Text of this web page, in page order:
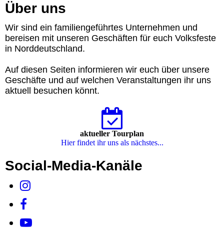
Über uns
Wir sind ein familiengeführtes Unternehmen und
bereisen mit unseren Geschäften für euch Volksfeste
in Norddeutschland.
Auf diesen Seiten informieren wir euch über unsere
Geschäfte und auf welchen Veranstaltungen ihr uns
aktuell besuchen könnt.
aktueller Tourplan
Hier findet ihr uns als nächstes...
Social-Media-Kanäle